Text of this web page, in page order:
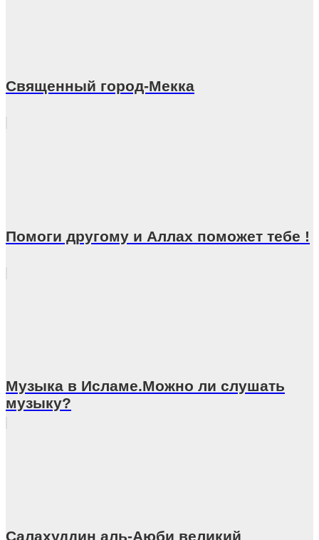
Священный город-Мекка
Помоги другому и Аллах поможет тебе !
Музыка в Исламе.Можно ли слушать
музыку?
Салахуддин аль-Аюби великий